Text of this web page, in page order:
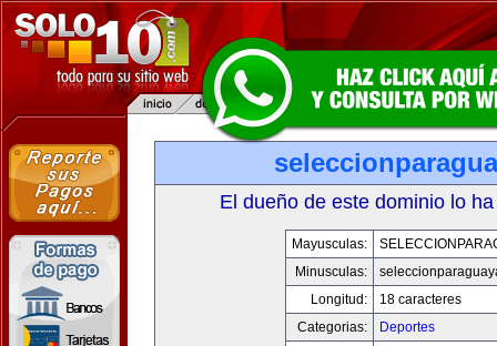
El dueño de este dominio lo
Mayusculas:
Minusculas:
Longitud:
18 caracteres
Categorias:
Deportes